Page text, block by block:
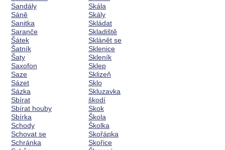
Sandály
Sáně
Sanitka
Saranče
Šátek
Šatník
Šaty
Saxofon
Saze
Sázet
Sázka
Sbírat
Sbírat houby
Sbírka
Schody
Schovat se
Schránka
Skála
Skály
Skládat
Skladiště
Sklánět se
Sklenice
Skleník
Sklep
Sklizeň
Sklo
Skluzavka
škodí
Skok
Škola
Školka
Skořápka
Skořice